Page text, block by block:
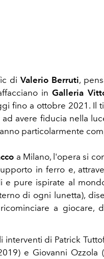
di Valerio Berruti,
inGalleria
fino a ottobre 2021. Il
avere fiducia nella
particolarmente
a Milano, l'opera si
in ferro e,
e pure ispirate al
di ogni lunetta),
a giocare,
interventi di Patrick
e Giovanni